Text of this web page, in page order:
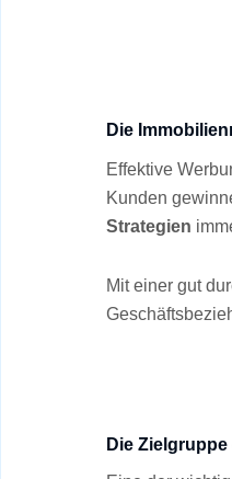
Die
Effektive
Kunden
Strategien
Mit einer gut
Die